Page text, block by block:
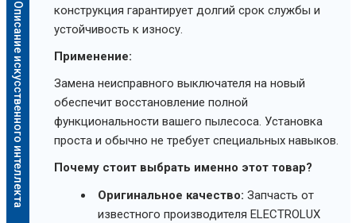
Описание искусственного интеллекта
конструкция гарантирует долгий срок службы и
устойчивость к износу.
Применение:
Замена неисправного выключателя на новый
обеспечит восстановление полной
функциональности вашего пылесоса. Установка
проста и обычно не требует специальных навыков.
Почему стоит выбрать именно этот товар?
Оригинальное качество: Запчасть от
известного производителя ELECTROLUX